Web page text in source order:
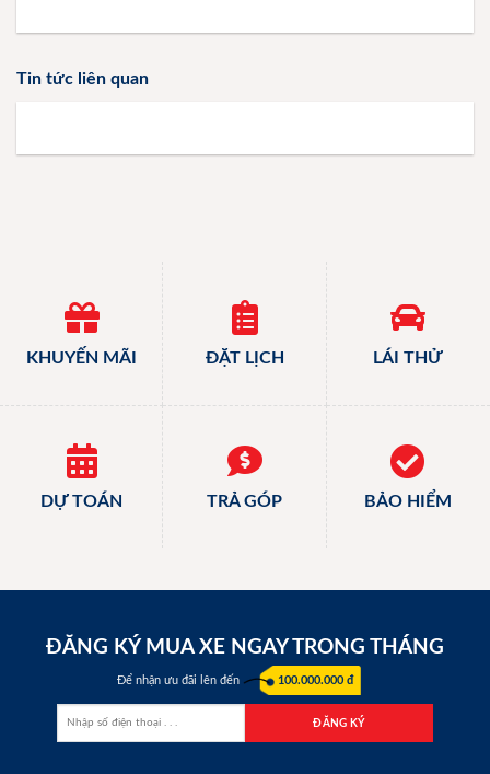
Tin tức liên quan
KHUYẾN MÃI ĐẶT LỊCH LÁI THỬ
DỰ TOÁN TRẢ GÓP BẢO HIỂM
ĐĂNG KÝ MUA XE NGAY TRONG THÁNG
Để nhận ưu đãi lên đến 100.000.000 đ